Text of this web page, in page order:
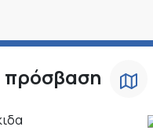
πρόσβαση